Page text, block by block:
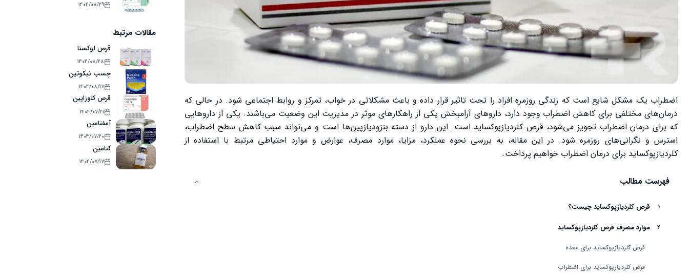
اضطراب یک مشکل شایع است که زندگی روزمره افراد را تحت تاثیر قرار داده و باعث مشکلاتی در خواب، تمرکز و روابط اجتماعی شود. در حالی که
درمان‌های مختلفی برای کاهش اضطراب وجود دارد، داروهای آرامبخش یکی از راهکارهای موثر در مدیریت این وضعیت می‌باشند. یکی از داروهایی
که برای درمان اضطراب تجویز می‌شود، قرص کلردیازپوکساید است. این دارو از دسته بنزودیازپین‌ها است و می‌تواند سبب کاهش سطح اضطراب،
استرس و نگرانی‌های روزمره شود. در این مقاله، به بررسی نحوه عملکرد، مزایا، موارد مصرف، عوارض و موارد احتیاطی مرتبط با استفاده از
کلردیازپوکساید برای درمان اضطراب خواهیم پرداخت.
فهرست مطالب
قرص کلردیازپوکساید چیست؟
موارد مصرف قرص کلردیازپوکساید
قرص کلردیازپوکساید برای معده
قرص کلردیازپوکساید برای اضطراب
۱۴۰۴/۰۸/۲۹
مقالات مرتبط
قرص لوکستا
۱۴۰۴/۰۸/۲۸
چسب نیکوتین
۱۴۰۴/۰۸/۱۷
قرص کلوزاپین
۱۴۰۴/۰۷/۲۱
آمفتامین
۱۴۰۴/۰۷/۲۰
کتامین
۱۴۰۴/۰۷/۱۷